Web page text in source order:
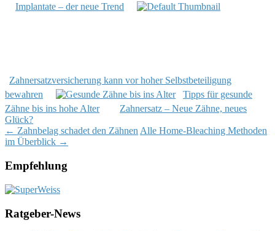
Implantate – der neue Trend
Zahnersatzversicherung kann vor hoher Selbstbeteiligung
bewahren
Tipps für gesunde
Zähne bis ins hohe Alter
Zahnersatz – Neue Zähne, neues
Glück?
Post
navigation
← Zahnbelag schadet den ZähnenAlle Home-Bleaching Methoden
im Überblick →
Empfehlung
Ratgeber-News